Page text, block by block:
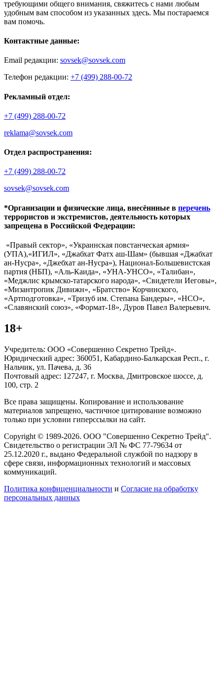
требующими общего внимания, свяжитесь с нами любым
удобным вам способом из указанных здесь. Мы постараемся
вам помочь.
Контактные данные:
Email редакции: sovsek@sovsek.com
Телефон редакции: +7 (499) 288-00-72
Рекламный отдел:
+7 (499) 288-00-72
reklama@sovsek.com
Отдел распространения:
+7 (499) 288-00-72
sovsek@sovsek.com
*Организации и физические лица, внесённные в перечень
террористов и экстремистов, деятельность которых
запрещена в Российской Федерации:
«Правый сектор», «Украинская повстанческая армия»
(УПА),«ИГИЛ», «Джабхат Фатх аш-Шам» (бывшая «Джабхат
ан-Нусра», «Джебхат ан-Нусра»), Национал-Большевистская
партия (НБП), «Аль-Каида», «УНА-УНСО», «Талибан»,
«Меджлис крымско-татарского народа», «Свидетели Иеговы»,
«Мизантропик Дивижн», «Братство» Корчинского,
«Артподготовка», «Тризуб им. Степана Бандеры», «НСО»,
«Славянский союз», «Формат-18», Дуров Павел Валерьевич.
18+
Учредитель: ООО «Совершенно Секретно Трейд».
Юридический адрес: 360051, Кабардино-Балкарская Респ., г.
Нальчик, ул. Пачева, д. 36
Почтовый адрес: 127247, г. Москва, Дмитровское шоссе, д.
100, стр. 2
Все права защищены. Копирование и использование
материалов запрещено, частичное цитирование возможно
только при условии гиперссылки на сайт.
Copyright © 1989-2026. ООО "Совершенно Секретно Трейд".
Свидетельство о регистрации ЭЛ № ФС 77-79634 от
25.12.2020 г., выдано Федеральной службой по надзору в
сфере связи, информационных технологий и массовых
коммуникаций.
Политика конфиценциальности и Согласие на обработку
персональных данных